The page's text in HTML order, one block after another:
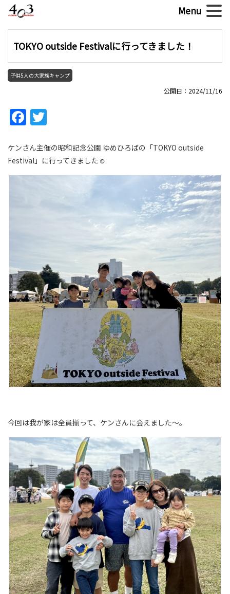
TOKYO outside Festivalに行ってきました！
子供5人の大家族キャンプ
公開日：2024/11/16
Facebook
ケンさん主催の昭和記念公園 ゆめひろばの「TOKYO outside
Festival」に行ってきました☺
今回は我が家は全員揃って、ケンさんに会えました～。